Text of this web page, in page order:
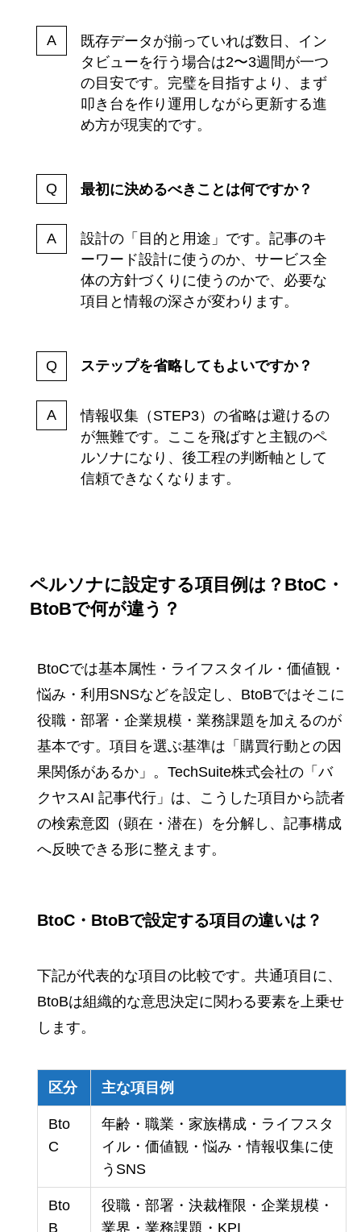
既存データが揃っていれば数日、イン
タビューを行う場合は2〜3週間が一つ
の目安です。完璧を目指すより、まず
叩き台を作り運用しながら更新する進
め方が現実的です。
最初に決めるべきことは何ですか？
設計の「目的と用途」です。記事のキ
ーワード設計に使うのか、サービス全
体の方針づくりに使うのかで、必要な
項目と情報の深さが変わります。
ステップを省略してもよいですか？
情報収集（STEP3）の省略は避けるの
が無難です。ここを飛ばすと主観のペ
ルソナになり、後工程の判断軸として
信頼できなくなります。
ペルソナに設定する項目例は？BtoC・
BtoBで何が違う？
BtoCでは基本属性・ライフスタイル・価値観・
悩み・利用SNSなどを設定し、BtoBではそこに
役職・部署・企業規模・業務課題を加えるのが
基本です。項目を選ぶ基準は「購買行動との因
果関係があるか」。TechSuite株式会社の「バ
クヤスAI 記事代行」は、こうした項目から読者
の検索意図（顕在・潜在）を分解し、記事構成
へ反映できる形に整えます。
BtoC・BtoBで設定する項目の違いは？
下記が代表的な項目の比較です。共通項目に、
BtoBは組織的な意思決定に関わる要素を上乗せ
します。
区分 主な項目例
Bto
C
年齢・職業・家族構成・ライフスタ
イル・価値観・悩み・情報収集に使
うSNS
Bto
B
役職・部署・決裁権限・企業規模・
業界・業務課題・KPI